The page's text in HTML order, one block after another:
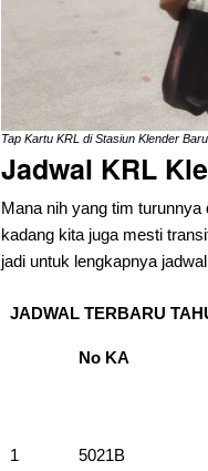
Tap Kartu KRL di Stasiun Klender
Jadwal KRL
Mana nih yang tim turunnya
kadang kita juga mesti
jadi untuk lengkapnya
JADWAL TERBARU
No KA
1 5021B